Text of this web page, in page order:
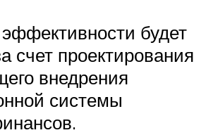
будет
счет проектирования
внедрения
системы